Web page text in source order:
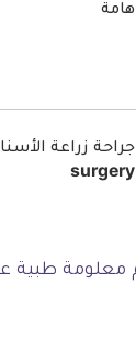
هامة
surgery